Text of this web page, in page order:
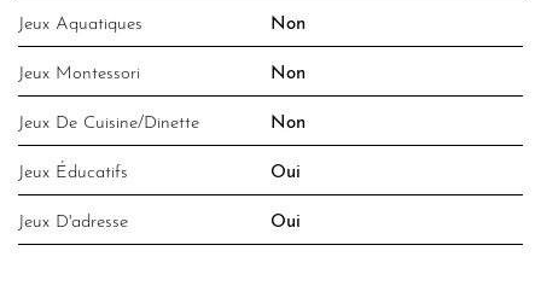
Jeux Aquatiques Non
Jeux Montessori Non
Jeux De Cuisine/dinette Non
Jeux Éducatifs Oui
Jeux D'adresse Oui